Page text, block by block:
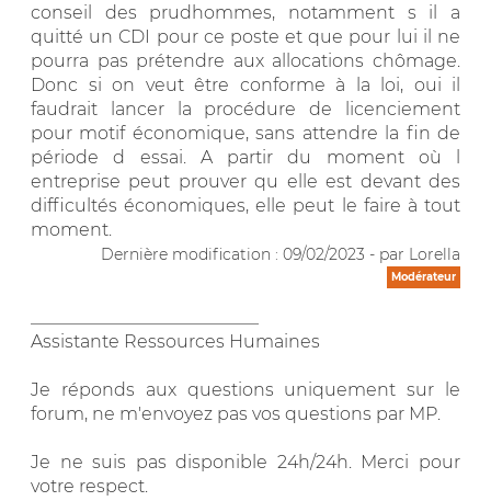
conseil des prudhommes, notamment s il a
quitté un CDI pour ce poste et que pour lui il ne
pourra pas prétendre aux allocations chômage.
Donc si on veut être conforme à la loi, oui il
faudrait lancer la procédure de licenciement
pour motif économique, sans attendre la fin de
période d essai. A partir du moment où l
entreprise peut prouver qu elle est devant des
difficultés économiques, elle peut le faire à tout
moment.
Dernière modification : 09/02/2023 - par Lorella
Modérateur
Assistante Ressources Humaines
Je réponds aux questions uniquement sur le
forum, ne m'envoyez pas vos questions par MP.
Je ne suis pas disponible 24h/24h. Merci pour
votre respect.